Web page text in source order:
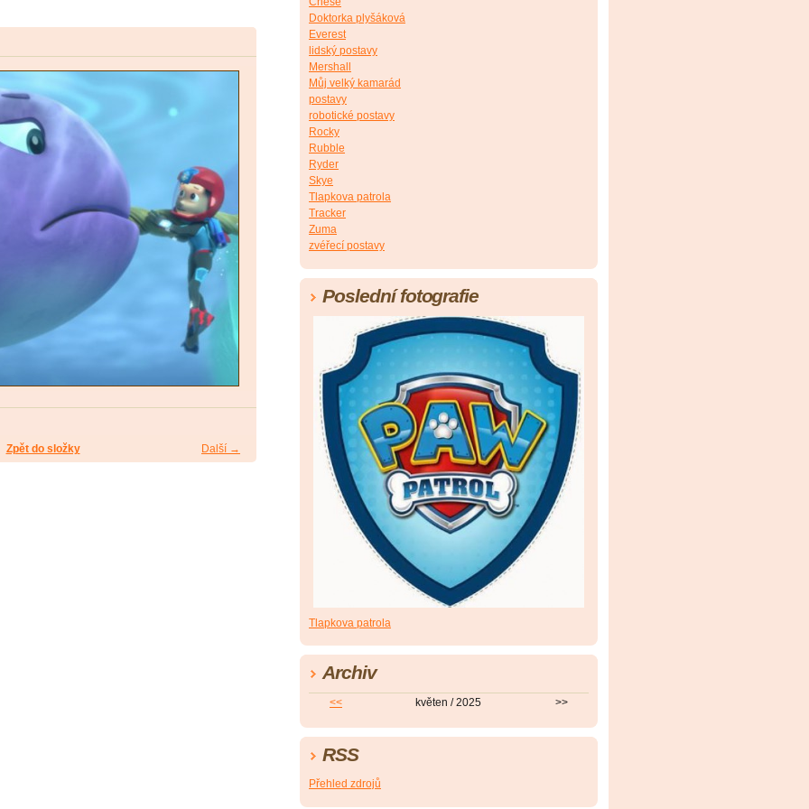
Další →
Zpět do složky
Doktorka plyšáková
Everest
lidský postavy
Mershall
Můj velký kamarád
postavy
robotické postavy
Rocky
Rubble
Ryder
Skye
Tlapkova patrola
Tracker
Zuma
zvéřecí postavy
Poslední fotografie
Tlapkova patrola
Archiv
<< květen / 2025 >>
RSS
Přehled zdrojů